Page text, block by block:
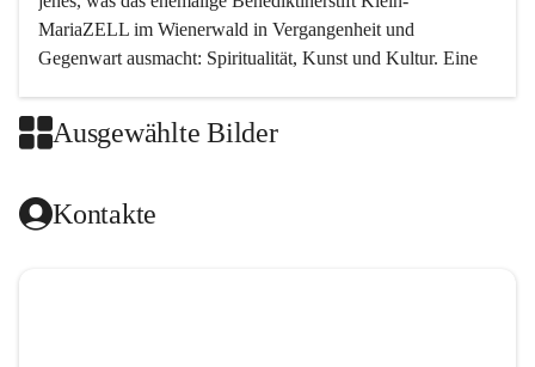
MariaZELL im Wienerwald in Vergangenheit und
Gegenwart ausmacht: Spiritualität, Kunst und Kultur. Eine
Kirchenmusik, dem kunstvollen Lob Gottes.
Das kirchenmusikalische Festival Cellensis wird seit dem
Ausgewählte Bilder
Kontakte